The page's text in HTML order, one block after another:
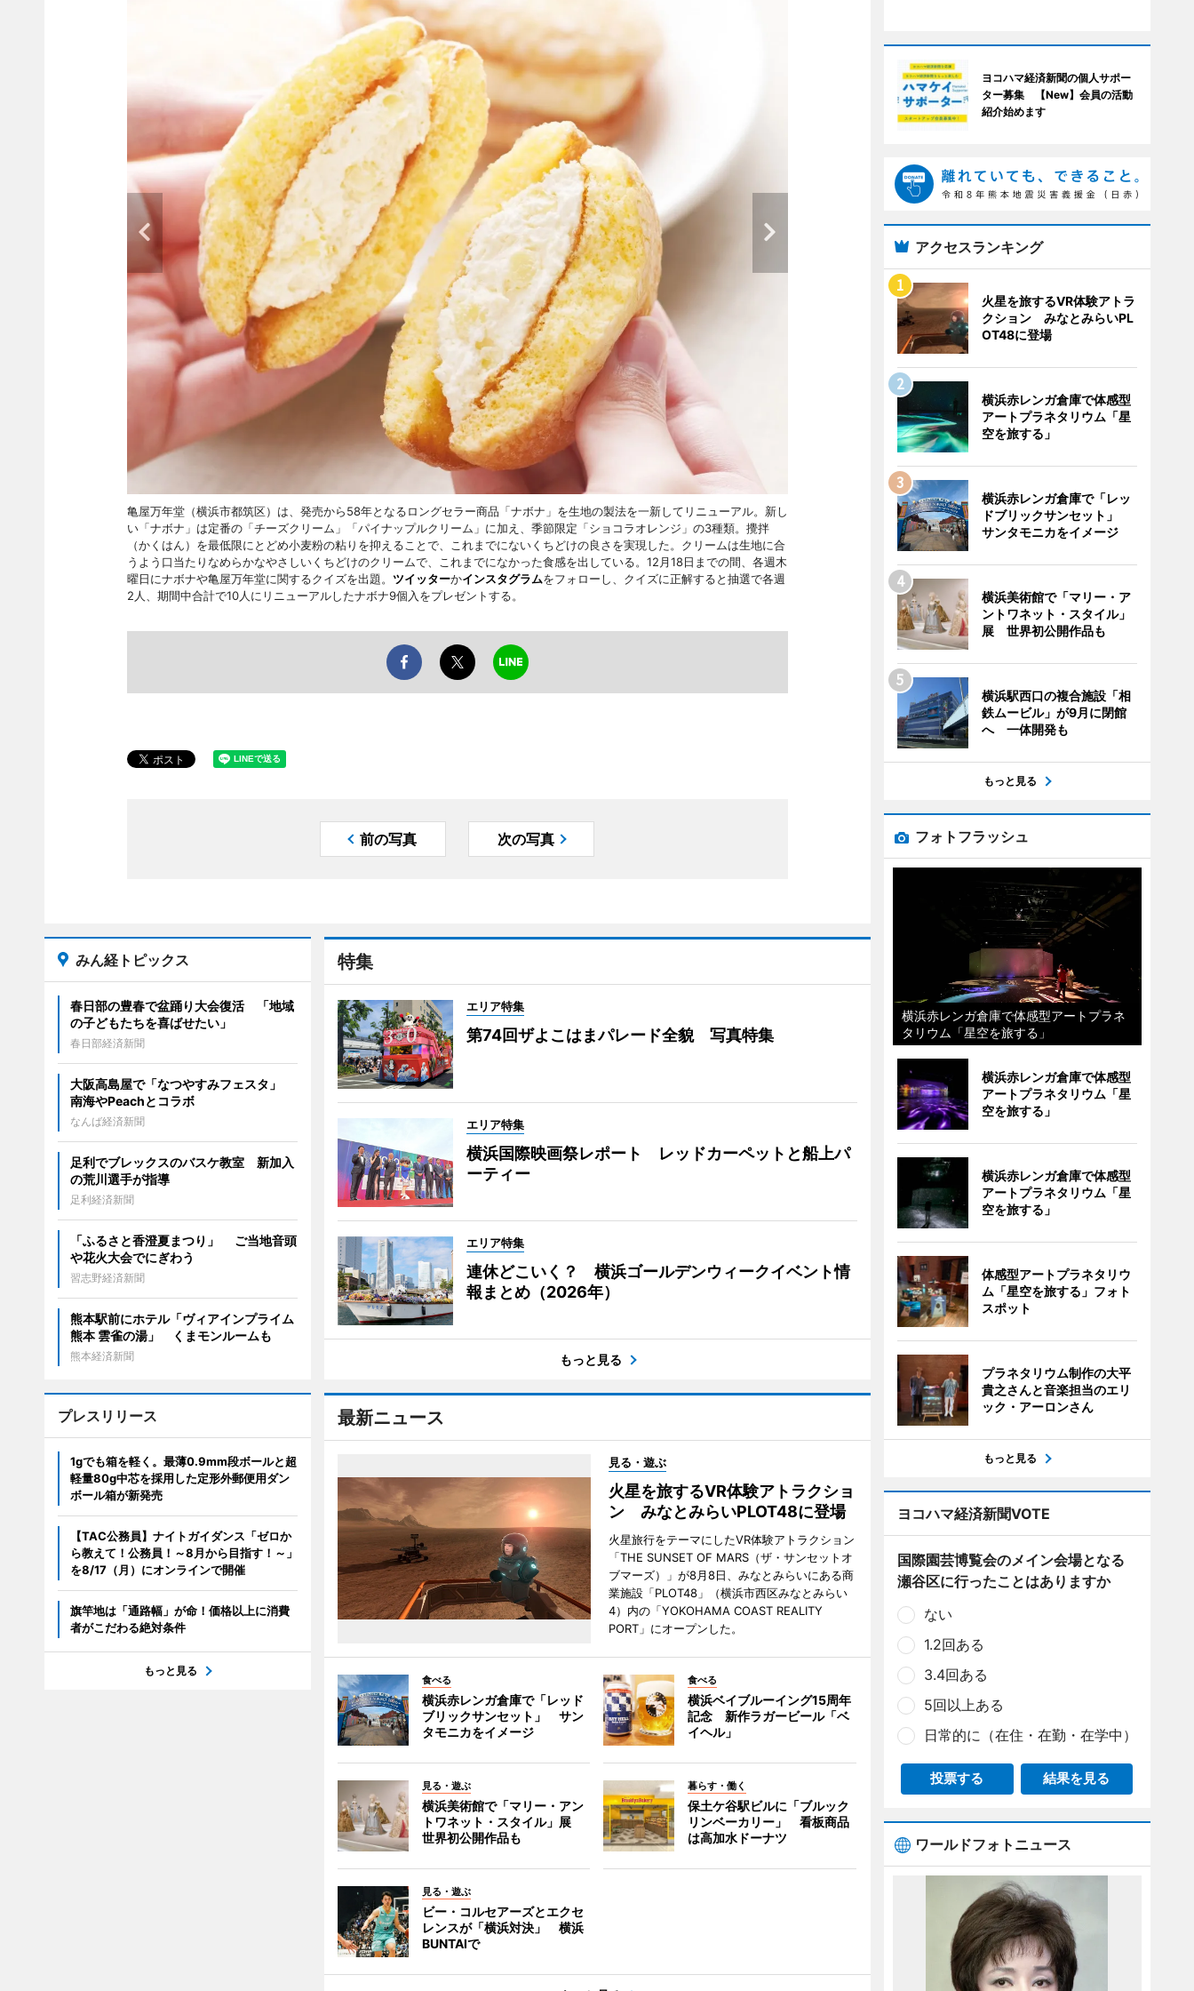
亀屋万年堂（横浜市都筑区）は、発売から58年となるロングセラー商品「ナボナ」を生地の製法を一新してリニューアル。新し
い「ナボナ」は定番の「チーズクリーム」「パイナップルクリーム」に加え、季節限定「ショコラオレンジ」の3種類。攪拌
（かくはん）を最低限にとどめ小麦粉の粘りを抑えることで、これまでにないくちどけの良さを実現した。クリームは生地に合
うよう口当たりなめらかなやさしいくちどけのクリームで、これまでになかった食感を出している。12月18日までの間、各週木
曜日にナボナや亀屋万年堂に関するクイズを出題。 ツイッターかインスタグラムをフォローし、クイズに正解すると抽選で各週
2人、期間中合計で10人にリニューアルしたナボナ9個入をプレゼントする。
前の写真 次の写真
特集
エリア特集
第74回ザよこはまパレード全貌 写真特集
エリア特集
横浜国際映画祭レポート レッドカーペットと船上パ
ーティー
エリア特集
連休どこいく？ 横浜ゴールデンウィークイベント情
報まとめ（2026年）
もっと見る
最新ニュース
見る・遊ぶ
火星を旅するVR体験アトラクショ
ン みなとみらいPLOT48に登場
火星旅行をテーマにしたVR体験アトラクション
「THE SUNSET OF MARS（ザ・サンセットオ
ブマーズ）」が8月8日、みなとみらいにある商
業施設「PLOT48」（横浜市西区みなとみらい
4）内の「YOKOHAMA COAST REALITY
PORT」にオープンした。
食べる
横浜赤レンガ倉庫で「レッド
ブリックサンセット」 サン
タモニカをイメージ
食べる
横浜ベイブルーイング15周年
記念 新作ラガービール「ベ
イヘル」
見る・遊ぶ
横浜美術館で「マリー・アン
トワネット・スタイル」展
世界初公開作品も
暮らす・働く
保土ケ谷駅ビルに「ブルック
リンベーカリー」 看板商品
は高加水ドーナツ
見る・遊ぶ
ビー・コルセアーズとエクセ
レンスが「横浜対決」 横浜
BUNTAIで
みん経トピックス
春日部の豊春で盆踊り大会復活 「地域
の子どもたちを喜ばせたい」
春日部経済新聞
大阪高島屋で「なつやすみフェスタ」
南海やPeachとコラボ
なんば経済新聞
足利でブレックスのバスケ教室 新加入
の荒川選手が指導
足利経済新聞
「ふるさと香澄夏まつり」 ご当地音頭
や花火大会でにぎわう
習志野経済新聞
熊本駅前にホテル「ヴィアインプライム
熊本 雲雀の湯」 くまモンルームも
熊本経済新聞
プレスリリース
1gでも箱を軽く。最薄0.9mm段ボールと超
軽量80g中芯を採用した定形外郵便用ダン
ボール箱が新発売
【TAC公務員】ナイトガイダンス「ゼロか
ら教えて！公務員！～8月から目指す！～」
を8/17（月）にオンラインで開催
旗竿地は「通路幅」が命！価格以上に消費
者がこだわる絶対条件
もっと見る
ヨコハマ経済新聞の個人サポー
ター募集 【New】会員の活動
紹介始めます
アクセスランキング
火星を旅するVR体験アトラ
クション みなとみらいPL
OT48に登場
横浜赤レンガ倉庫で体感型
アートプラネタリウム「星
空を旅する」
横浜赤レンガ倉庫で「レッ
ドブリックサンセット」
サンタモニカをイメージ
横浜美術館で「マリー・ア
ントワネット・スタイル」
展 世界初公開作品も
横浜駅西口の複合施設「相
鉄ムービル」が9月に閉館
へ 一体開発も
もっと見る
フォトフラッシュ
横浜赤レンガ倉庫で体感型アートプラネ
タリウム「星空を旅する」
横浜赤レンガ倉庫で体感型
アートプラネタリウム「星
空を旅する」
横浜赤レンガ倉庫で体感型
アートプラネタリウム「星
空を旅する」
体感型アートプラネタリウ
ム「星空を旅する」フォト
スポット
プラネタリウム制作の大平
貴之さんと音楽担当のエリ
ック・アーロンさん
もっと見る
ヨコハマ経済新聞VOTE
国際園芸博覧会のメイン会場となる
瀬谷区に行ったことはありますか
ない
1.2回ある
3.4回ある
5回以上ある
日常的に（在住・在勤・在学中）
投票する 結果を見る
ワールドフォトニュース